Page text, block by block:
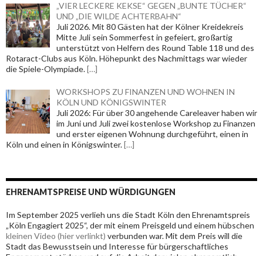
„VIER LECKERE KEKSE“ GEGEN „BUNTE TÜCHER“
UND „DIE WILDE ACHTERBAHN“
Juli 2026. Mit 80 Gästen hat der Kölner Kreidekreis
Mitte Juli sein Sommerfest in gefeiert, großartig
unterstützt von Helfern des Round Table 118 und des
Rotaract-Clubs aus Köln. Höhepunkt des Nachmittags war wieder
die Spiele-Olympiade.[…]
WORKSHOPS ZU FINANZEN UND WOHNEN IN
KÖLN UND KÖNIGSWINTER
Juli 2026: Für über 30 angehende Careleaver haben wir
im Juni und Juli zwei kostenlose Workshop zu Finanzen
und erster eigenen Wohnung durchgeführt, einen in
Köln und einen in Königswinter.[…]
EHRENAMTSPREISE UND WÜRDIGUNGEN
Im September 2025 verlieh uns die Stadt Köln den Ehrenamtspreis
„Köln Engagiert 2025“, der mit einem Preisgeld und einem hübschen
kleinen Video (hier verlinkt) verbunden war. Mit dem Preis will die
Stadt das Bewusstsein und Interesse für bürgerschaftliches